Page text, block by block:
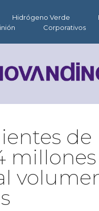
Hidrógeno Verde
Corporativos